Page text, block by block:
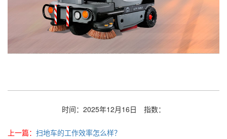
时间：2025年12月16日 指数：
上一篇： 扫地车的工作效率怎么样？